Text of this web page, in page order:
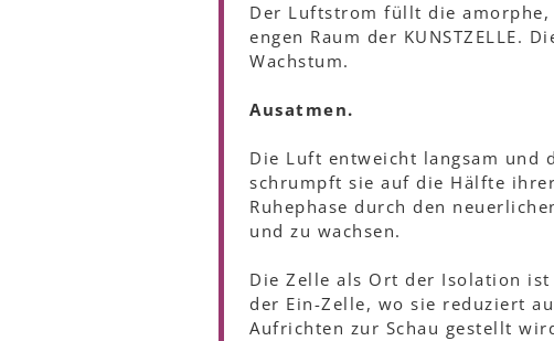
Der Luftstrom füllt die
engen Raum der KUNSTZELLE.
Wachstum.
Ausatmen.
Die Luft entweicht langsam und
schrumpft sie auf die Hälfte
Ruhephase durch den
und zu wachsen.
Die Zelle als Ort der Isolation
der Ein-Zelle, wo sie reduziert
Aufrichten zur Schau gestellt